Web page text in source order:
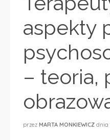
aspekty
– teoria,
przez MARTA MONKIEWICZ dnia